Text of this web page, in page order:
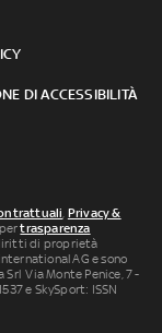
DI ACCESSIBILITÀ
, Privacy &
trasparenza
di proprietà
AG e sono
Via Monte Penice, 7 -
e SkySport: ISSN